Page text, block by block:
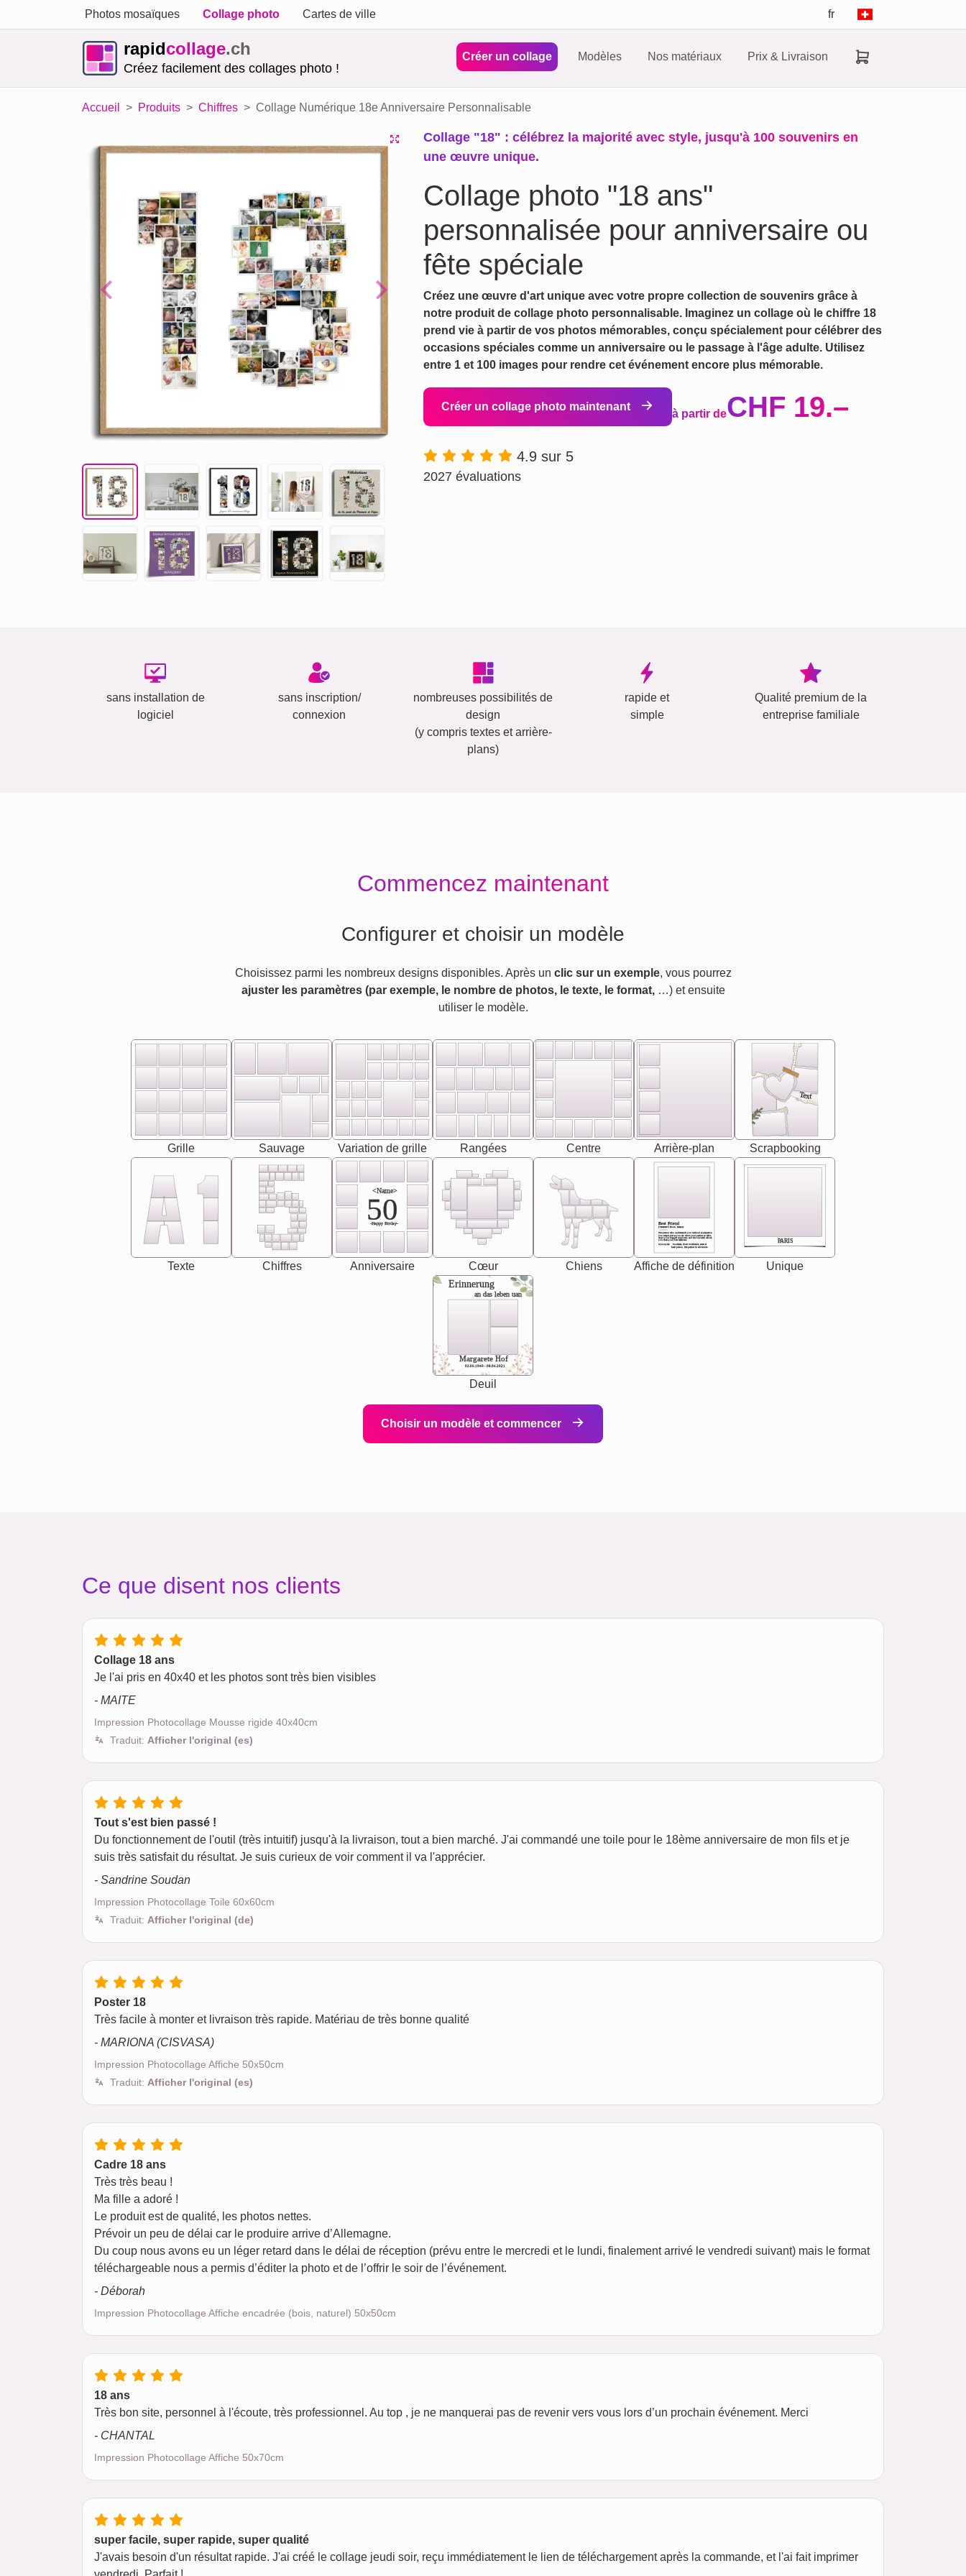
Photos mosaïques Collage photo Cartes de ville fr
rapidcollage.ch
Créez facilement des collages photo !
Créer un collage Modèles Nos matériaux Prix & Livraison
Accueil Produits Chiffres Collage Numérique 18e Anniversaire Personnalisable
Previous Next
Collage "18" : célébrez la majorité avec style, jusqu'à 100 souvenirs en
une œuvre unique.
Collage photo "18 ans"
personnalisée pour anniversaire ou
fête spéciale
Créez une œuvre d'art unique avec votre propre collection de souvenirs grâce à
notre produit de collage photo personnalisable. Imaginez un collage où le chiffre 18
prend vie à partir de vos photos mémorables, conçu spécialement pour célébrer des
occasions spéciales comme un anniversaire ou le passage à l'âge adulte. Utilisez
entre 1 et 100 images pour rendre cet événement encore plus mémorable.
Créer un collage photo maintenant
à partir deCHF 19.–
4.9 sur 5
2027 évaluations
sans installation de
logiciel
sans inscription/
connexion
nombreuses possibilités de
design
(y compris textes et arrière-
plans)
rapide et
simple
Qualité premium de la
entreprise familiale
Commencez maintenant
Configurer et choisir un modèle
Choisissez parmi les nombreux designs disponibles. Après un clic sur un exemple, vous pourrez
ajuster les paramètres (par exemple, le nombre de photos, le texte, le format,…) et ensuite
utiliser le modèle.
Grille Sauvage Variation de grille Rangées Centre Arrière-plan
Text
Scrapbooking
Texte Chiffres
<Name>
50
-Happy Birday-
Anniversaire Cœur Chiens
Best Friend
[<NAME>] Noun, feminie
Synonyms: Soulmate, closet confidante, sister at
heart person, life partner in adventure.
The person who understands you without explanation
you accepts just as you are. She's your partner in life's,
chaos your biggest supporter, and the one with whom
you share your best memories.
Affiche de définition
PARIS
Unique
Erinnerung
an das leben uan
Margarete Hof
02.05.1940 - 08.04.2021
Deuil
Choisir un modèle et commencer
Ce que disent nos clients
Collage 18 ans
Je l'ai pris en 40x40 et les photos sont très bien visibles
- MAITE
Impression Photocollage Mousse rigide 40x40cm
Traduit: Afficher l'original (es)
Tout s'est bien passé !
Du fonctionnement de l'outil (très intuitif) jusqu'à la livraison, tout a bien marché. J'ai commandé une toile pour le 18ème anniversaire de mon fils et je
suis très satisfait du résultat. Je suis curieux de voir comment il va l'apprécier.
- Sandrine Soudan
Impression Photocollage Toile 60x60cm
Traduit: Afficher l'original (de)
Poster 18
Très facile à monter et livraison très rapide. Matériau de très bonne qualité
- MARIONA (CISVASA)
Impression Photocollage Affiche 50x50cm
Traduit: Afficher l'original (es)
Cadre 18 ans
Très très beau !
Ma fille a adoré !
Le produit est de qualité, les photos nettes.
Prévoir un peu de délai car le produire arrive d’Allemagne.
Du coup nous avons eu un léger retard dans le délai de réception (prévu entre le mercredi et le lundi, finalement arrivé le vendredi suivant) mais le format
téléchargeable nous a permis d’éditer la photo et de l’offrir le soir de l’événement.
- Déborah
Impression Photocollage Affiche encadrée (bois, naturel) 50x50cm
18 ans
Très bon site, personnel à l'écoute, très professionnel. Au top , je ne manquerai pas de revenir vers vous lors d’un prochain événement. Merci
- CHANTAL
Impression Photocollage Affiche 50x70cm
super facile, super rapide, super qualité
J'avais besoin d'un résultat rapide. J'ai créé le collage jeudi soir, reçu immédiatement le lien de téléchargement après la commande, et l'ai fait imprimer